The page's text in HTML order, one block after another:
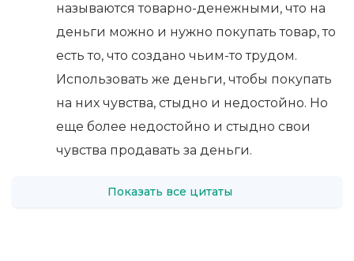
называются товарно-денежными, что на
деньги можно и нужно покупать товар, то
есть то, что создано чьим-то трудом.
Использовать же деньги, чтобы покупать
на них чувства, стыдно и недостойно. Но
еще более недостойно и стыдно свои
чувства продавать за деньги.
Показать все цитаты